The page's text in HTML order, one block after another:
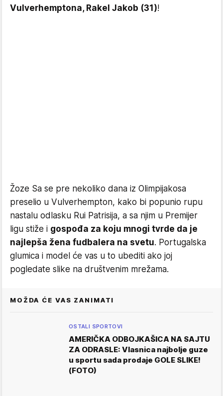
Vulverhemptona, Rakel Jakob (31)!
Žoze Sa se pre nekoliko dana iz Olimpijakosa
preselio u Vulverhempton, kako bi popunio rupu
nastalu odlasku Rui Patrisija, a sa njim u Premijer
ligu stiže i gospođa za koju mnogi tvrde da je
najlepša žena fudbalera na svetu. Portugalska
glumica i model će vas u to ubediti ako joj
pogledate slike na društvenim mrežama.
MOŽDA ĆE VAS ZANIMATI
OSTALI SPORTOVI
AMERIČKA ODBOJKAŠICA NA SAJTU
ZA ODRASLE: Vlasnica najbolje guze
u sportu sada prodaje GOLE SLIKE!
(FOTO)